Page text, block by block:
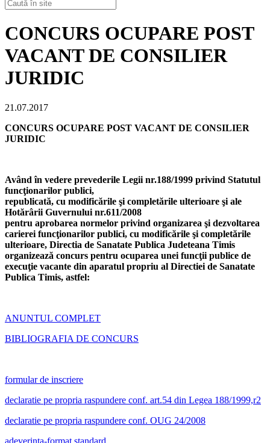
CONCURS OCUPARE POST
VACANT DE CONSILIER
JURIDIC
21.07.2017
CONCURS OCUPARE POST VACANT DE CONSILIER
JURIDIC
Având în vedere prevederile Legii nr.188/1999 privind Statutul
funcţionarilor publici,
republicată, cu modificările şi completările ulterioare şi ale
Hotărârii Guvernului nr.611/2008
pentru aprobarea normelor privind organizarea şi dezvoltarea
carierei funcţionarilor publici, cu modificările şi completările
ulterioare, Directia de Sanatate Publica Judeteana Timis
organizează concurs pentru ocuparea unei funcţii publice de
execuţie vacante din aparatul propriu al Directiei de Sanatate
Publica Timis, astfel:
ANUNTUL COMPLET
BIBLIOGRAFIA DE CONCURS
formular de inscriere
declaratie pe propria raspundere conf. art.54 din Legea 188/1999,r2
declaratie pe propria raspundere conf. OUG 24/2008
adeverinta-format standard